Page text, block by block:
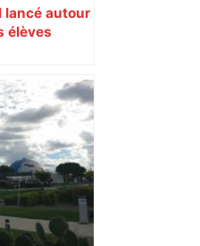
lancé autour
élèves